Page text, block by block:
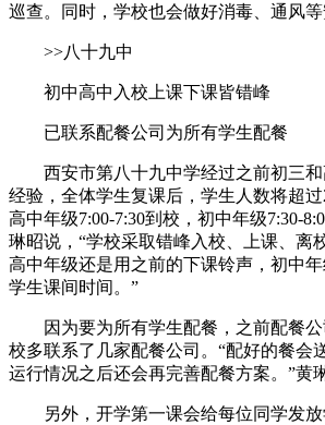
巡查。同时，学校也会做好消毒、通风等
>>八十九中
初中高中入校上课下课皆错峰
已联系配餐公司为所有学生配餐
西安市第八十九中学经过之前初三和
经验，全体学生复课后，学生人数将超
高中年级7:00-7:30到校，初中年级7:30-
琳昭说，“学校采取错峰入校、上课、离
高中年级还是用之前的下课铃声，初中
学生课间时间。”
因为要为所有学生配餐，之前配餐公
校多联系了几家配餐公司。“配好的餐会
运行情况之后还会再完善配餐方案。”黄
另外，开学第一课会给每位同学发放